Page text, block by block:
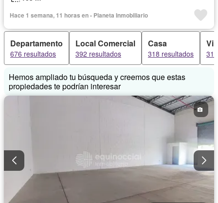
Hace 1 semana, 11 horas en - Planeta Inmobiliario
Departamento
676 resultados
Local Comercial
392 resultados
Casa
318 resultados
Hemos ampliado tu búsqueda y creemos que estas
propiedades te podrían interesar